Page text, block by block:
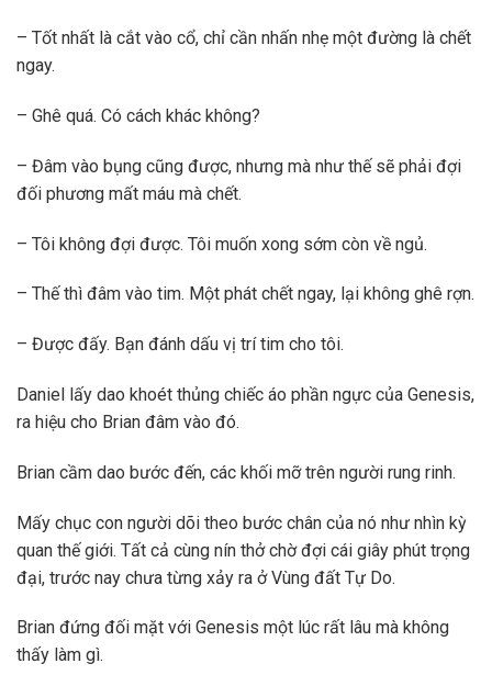
– Tốt nhất là cắt vào cổ, chỉ cần nhấn nhẹ một đường là chết
ngay.
– Ghê quá. Có cách khác không?
– Đâm vào bụng cũng được, nhưng mà như thế sẽ phải đợi
đối phương mất máu mà chết.
– Tôi không đợi được. Tôi muốn xong sớm còn về ngủ.
– Thế thì đâm vào tim. Một phát chết ngay, lại không ghê rợn.
– Được đấy. Bạn đánh dấu vị trí tim cho tôi.
Daniel lấy dao khoét thủng chiếc áo phần ngực của Genesis,
ra hiệu cho Brian đâm vào đó.
Brian cầm dao bước đến, các khối mỡ trên người rung rinh.
Mấy chục con người dõi theo bước chân của nó như nhìn kỳ
quan thế giới. Tất cả cùng nín thở chờ đợi cái giây phút trọng
đại, trước nay chưa từng xảy ra ở Vùng đất Tự Do.
Brian đứng đối mặt với Genesis một lúc rất lâu mà không
thấy làm gì.